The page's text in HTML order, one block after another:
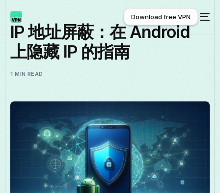
Download free VPN
Download free VPN
IP 地址屏蔽：在 Android
上隐藏 IP 的指南
1 MIN READ